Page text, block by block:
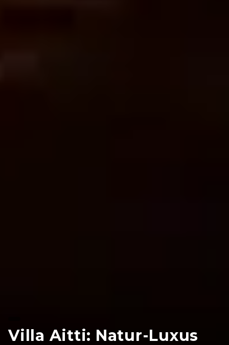
Villa Aitti: Natur-Luxus